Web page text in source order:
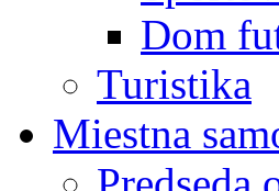
Dom
Turistika
Miestna